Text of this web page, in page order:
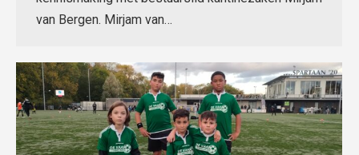
van Bergen. Mirjam van…